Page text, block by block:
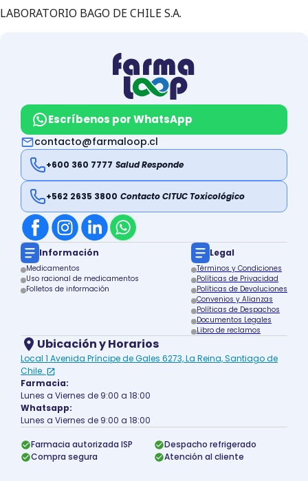
LABORATORIO BAGO DE CHILE S.A.
Escríbenos por WhatsApp
contacto@farmaloop.cl
+600 360 7777 Salud Responde
+562 2635 3800 Contacto CITUC Toxicológico
Información
Medicamentos
Uso racional de medicamentos
Folletos de información
Legal
Términos y Condiciones
Políticas de Privacidad
Políticas de Devoluciones
Convenios y Alianzas
Políticas de Despachos
Documentos Legales
Libro de reclamos
Ubicación y Horarios
Local 1 Avenida Príncipe de Gales 6273, La Reina, Santiago de
Chile.
Farmacia:
Lunes a Viernes de 9:00 a 18:00
Whatsapp:
Lunes a Viernes de 9:00 a 18:00
Farmacia autorizada ISP
Despacho refrigerado
Compra segura
Atención al cliente